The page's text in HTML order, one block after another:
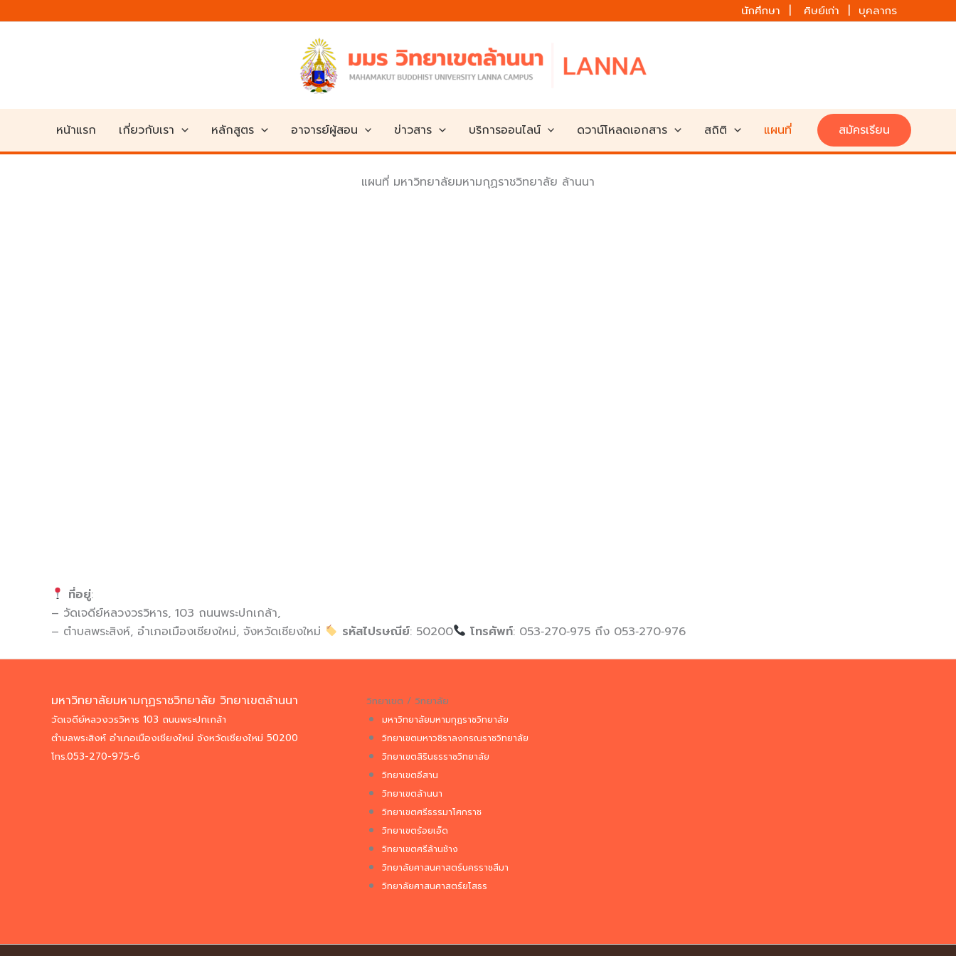
to
นักศึกษา | ศิษย์เก่า | บุคลากร
หน้าแรก เกี่ยวกับเรา หลักสูตร อาจารย์ผู้สอน ข่าวสาร บริการออนไลน์ ดวาน์โหลดเอกสาร สถิติ แผนที่ สมัครเรียน
แผนที่ มหาวิทยาลัยมหามกุฏราชวิทยาลัย ล้านนา
ที่อยู่:
– วัดเจดีย์หลวงวรวิหาร, 103 ถนนพระปกเกล้า,
– ตำบลพระสิงห์, อำเภอเมืองเชียงใหม่, จังหวัดเชียงใหม่
รหัสไปรษณีย์: 50200 โทรศัพท์: 053‑270‑975 ถึง 053‑270‑976
มหาวิทยาลัยมหามกุฏราชวิทยาลัย วิทยาเขตล้านนา
วัดเจดีย์หลวงวรวิหาร 103 ถนนพระปกเกล้า
ตำบลพระสิงห์ อำเภอเมืองเชียงใหม่ จังหวัดเชียงใหม่ 50200
โทร.053-270-975-6
วิทยาเขต / วิทยาลัย
มหาวิทยาลัยมหามกุฏราชวิทยาลัย
วิทยาเขตมหาวชิราลงกรณราชวิทยาลัย
วิทยาเขตสิรินธรราชวิทยาลัย
วิทยาเขตอีสาน
วิทยาเขตล้านนา
วิทยาเขตศรีธรรมาโศกราช
วิทยาเขตร้อยเอ็ด
วิทยาเขตศรีล้านช้าง
วิทยาลัยศาสนศาสตร์นครราชสีมา
วิทยาลัยศาสนศาสตร์ยโสธร